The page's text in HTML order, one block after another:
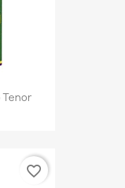
Tenor
favorite_border